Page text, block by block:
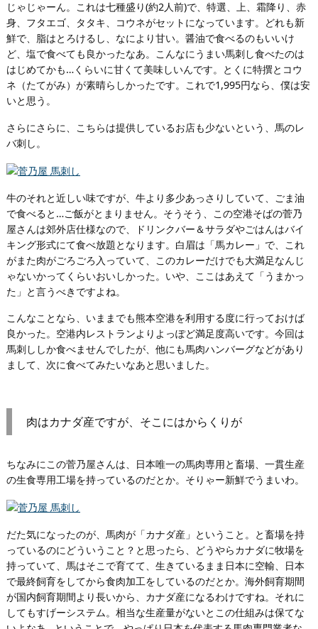
じゃじゃーん。これは七種盛り(約2人前)で、特選、上、霜降り、赤
身、フタエゴ、タタキ、コウネがセットになっています。どれも新
鮮で、脂はとろけるし、なにより甘い。醤油で食べるのもいいけ
ど、塩で食べても良かったなあ。こんなにうまい馬刺し食べたのは
はじめてかも…くらいに甘くて美味しいんです。とくに特撰とコウ
ネ（たてがみ）が素晴らしかったです。これで1,995円なら、僕は安
いと思う。
さらにさらに、こちらは提供しているお店も少ないという、馬のレ
バ刺し。
牛のそれと近しい味ですが、牛より多少あっさりしていて、ごま油
で食べると…ご飯がとまりません。そうそう、この空港そばの菅乃
屋さんは郊外店仕様なので、ドリンクバー＆サラダやごはんはバイ
キング形式にて食べ放題となります。白眉は「馬カレー」で、これ
がまた肉がごろごろ入っていて、このカレーだけでも大満足なんじ
ゃないかってくらいおいしかった。いや、ここはあえて「うまかっ
た」と言うべきですよね。
こんなことなら、いままでも熊本空港を利用する度に行っておけば
良かった。空港内レストランよりよっぽど満足度高いです。今回は
馬刺ししか食べませんでしたが、他にも馬肉ハンバーグなどがあり
まして、次に食べてみたいなあと思いました。
肉はカナダ産ですが、そこにはからくりが
ちなみにこの菅乃屋さんは、日本唯一の馬肉専用と畜場、一貫生産
の生食専用工場を持っているのだとか。そりゃー新鮮でうまいわ。
だた気になったのが、馬肉が「カナダ産」ということ。と畜場を持
っているのにどういうこと？と思ったら、どうやらカナダに牧場を
持っていて、馬はそこで育てて、生きているまま日本に空輸、日本
で最終飼育をしてから食肉加工をしているのだとか。海外飼育期間
が国内飼育期間より長いから、カナダ産になるわけですね。それに
してもすげーシステム。相当な生産量がないとこの仕組みは保てな